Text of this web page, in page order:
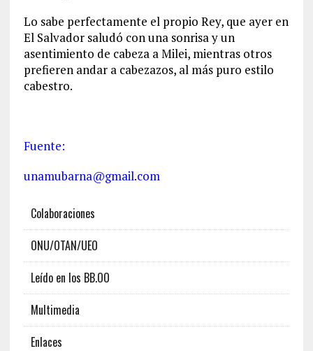
Lo sabe perfectamente el propio Rey, que ayer en
El Salvador saludó con una sonrisa y un
asentimiento de cabeza a Milei, mientras otros
prefieren andar a cabezazos, al más puro estilo
cabestro.
Fuente:
unamubarna@gmail.com
Colaboraciones
ONU/OTAN/UEO
Leído en los BB.OO
Multimedia
Enlaces